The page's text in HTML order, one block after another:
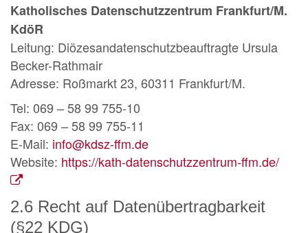
Katholisches Datenschutzzentrum Frankfurt/M.
KdöR
Leitung: Diözesandatenschutzbeauftragte Ursula
Becker-Rathmair
Adresse: Roßmarkt 23, 60311 Frankfurt/M.
Tel: 069 – 58 99 755-10
Fax: 069 – 58 99 755-11
E-Mail: info@kdsz-ffm.de
Website: https://kath-datenschutzzentrum-ffm.de/
2.6 Recht auf Datenübertragbarkeit
(§22 KDG)